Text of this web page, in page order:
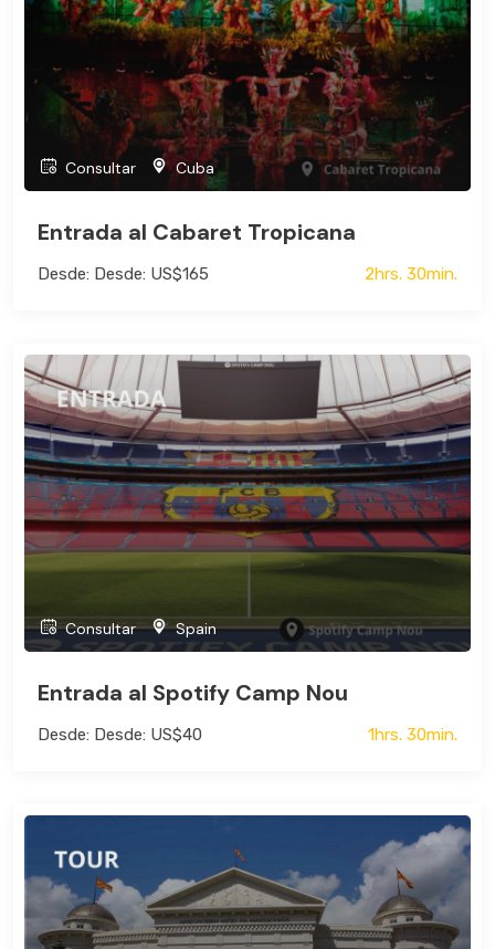
Consultar Cuba
Entrada al Cabaret Tropicana
Desde: Desde: US$165 2hrs. 30min.
Consultar Spain
Entrada al Spotify Camp Nou
Desde: Desde: US$40 1hrs. 30min.